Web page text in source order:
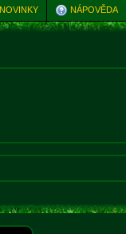
NÁPOVĚDA
NOVINKY